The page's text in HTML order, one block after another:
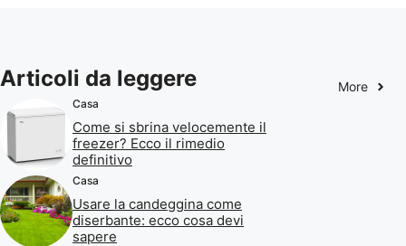
Articoli da leggere More
Casa
Come si sbrina velocemente il
freezer? Ecco il rimedio
definitivo
Casa
Usare la candeggina come
diserbante: ecco cosa devi
sapere